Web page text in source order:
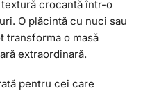
crocantă într-o
O plăcintă cu nuci sau
transforma o masă
extraordinară.
pentru cei care